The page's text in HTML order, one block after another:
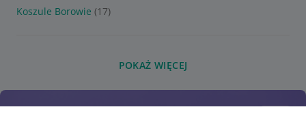
Koszule Borowie (17)
POKAŻ WIĘCEJ